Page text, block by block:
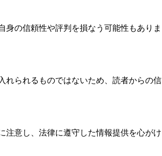
身の信頼性や評判を損なう可能性もありま
れられるものではないため、読者からの信
注意し、法律に遵守した情報提供を心がけ